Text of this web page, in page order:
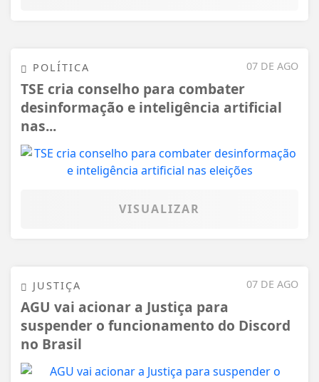
07 DE AGO
POLÍTICA
TSE cria conselho para combater
desinformação e inteligência artificial
nas...
VISUALIZAR
07 DE AGO
JUSTIÇA
AGU vai acionar a Justiça para
suspender o funcionamento do Discord
no Brasil